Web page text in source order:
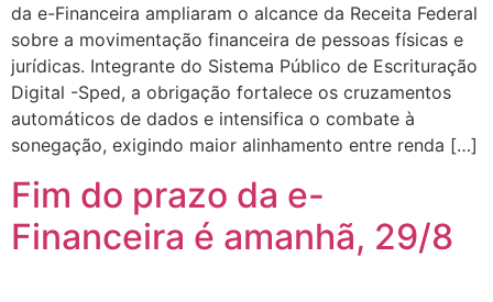
da e-Financeira ampliaram o alcance da Receita Federal
sobre a movimentação financeira de pessoas físicas e
jurídicas. Integrante do Sistema Público de Escrituração
Digital -Sped, a obrigação fortalece os cruzamentos
automáticos de dados e intensifica o combate à
sonegação, exigindo maior alinhamento entre renda […]
Fim do prazo da e-
Financeira é amanhã, 29/8